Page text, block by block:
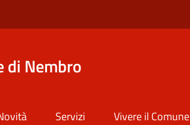
di Nembro
Servizi Vivere il Comune